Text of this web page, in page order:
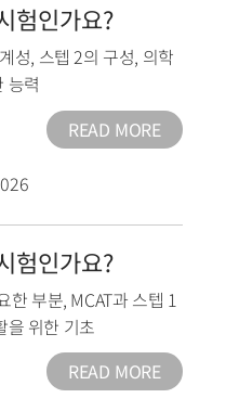
험인가요?
성, 스텝 2의 구성, 의학
능력
READ MORE
험인가요?
한 부분, MCAT과 스텝 1
을 위한 기초
READ MORE